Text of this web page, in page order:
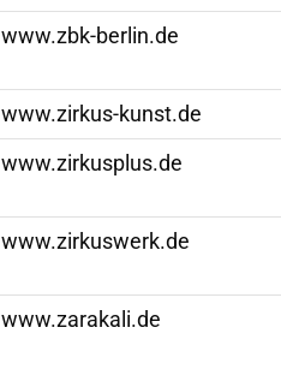
www.zbk-berlin.de
www.zirkus-kunst.de
www.zirkusplus.de
www.zirkuswerk.de
www.zarakali.de